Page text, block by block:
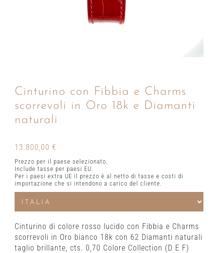
Cinturino con Fibbia e Charms
scorrevoli in Oro 18k e Diamanti
naturali
13.800,00 €
Prezzo per il paese selezionato.
Include tasse per paesi EU.
Per i paesi extra UE il prezzo è al netto di tasse e costi di
importazione che si intendono a carico del cliente.
Cinturino di colore rosso lucido con Fibbia e Charms
scorrevoli in Oro bianco 18k con 62 Diamanti naturali
taglio brillante, cts. 0,70 Colore Collection (D E F)